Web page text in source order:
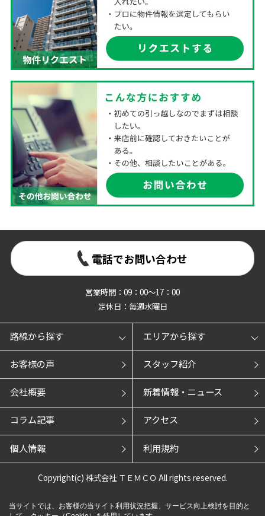
電話でお問い合わせ
営業時間：09：00～17：00
定休日：毎週水曜日
路線から探す エリアから探す
お客様の声 スタッフ紹介
会社概要 新着情報・ニュース
コラム記事 アクセス
個人情報 利用規約
Copyright(c) 株式会社 ＴＥＭＣＯ All rights reserved.
当サイトでは、お客様の当サイト利用状況把握、サービス向上検討を目的と